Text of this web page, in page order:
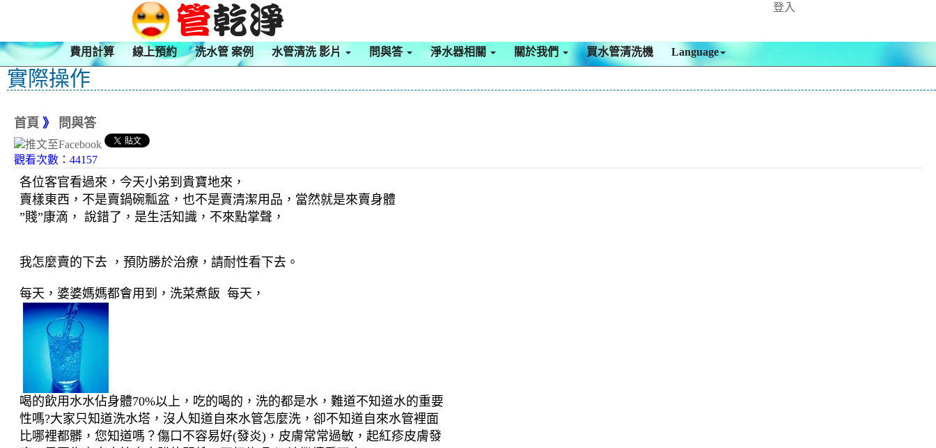
登入
費用計算 線上預約 洗水管 案例 水管清洗 影片 問與答 淨水器相關 關於我們 買水管清洗機 Language
實際操作
首頁 》 問與答
觀看次數：44157
各位客官看過來，今天小弟到貴寶地來，
賣樣東西，不是賣鍋碗瓢盆， 也不是賣清潔用品，當然就是來賣身體
”賤”康滴， 說錯了，是生活知識，不來點掌聲，
我怎麼賣的下去 ， 預防勝於治療， 請耐性看 下去。
每天，婆婆媽媽都會用到，洗菜煮飯 每天，
喝的飲用水水佔身體70%以上，吃的喝的，洗的都是水， 難道不知道水的重要
性嗎?大家只知道洗水塔，沒人知道自來水管怎麼洗，卻不知道自來水管裡面
比哪裡都髒， 您知道嗎？傷口不容易好(發炎)，皮膚常常過敏，起紅疹皮膚發